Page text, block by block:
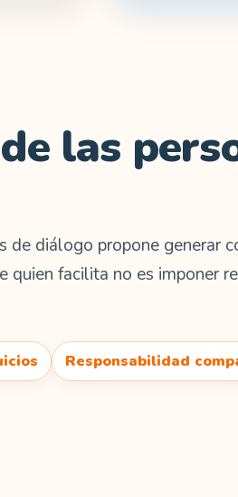
las
diálogo propone generar
facilita no es imponer
Responsabilidad